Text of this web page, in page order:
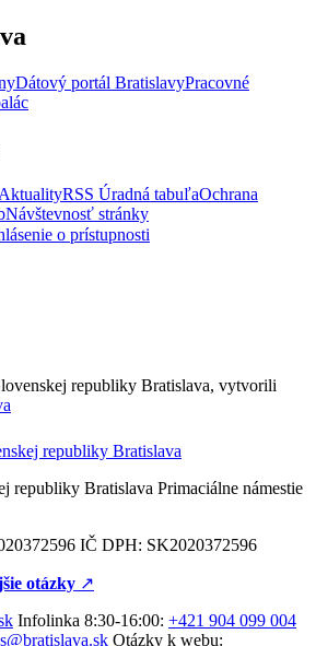
Dátový portál BratislavyPracovné
RSS Úradná tabuľaOchrana
Návštevnosť stránky
o prístupnosti
republiky Bratislava, vytvorili
republiky Bratislava
republiky Bratislava Primaciálne námestie
IČ DPH: SK2020372596
otázky ↗︎
Infolinka 8:30-16:00: +421 904 099 004
Otázky k webu: